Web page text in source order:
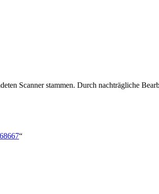
Scanner stammen. Durch nachträgliche
“